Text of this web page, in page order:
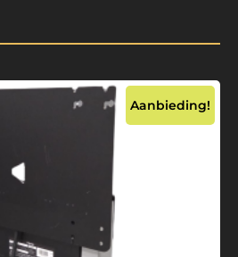
Aanbieding!